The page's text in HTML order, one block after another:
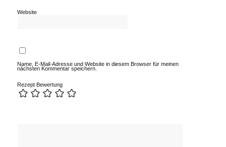
Website
Name, E-Mail-Adresse und Website in diesem Browser für meinen
nächsten Kommentar speichern.
Rezept Bewertung